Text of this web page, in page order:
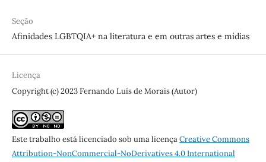
Seção
Afinidades LGBTQIA+ na literatura e em outras artes e mídias
Licença
Copyright (c) 2023 Fernando Luís de Morais (Autor)
Este trabalho está licenciado sob uma licençaCreative Commons
Attribution-NonCommercial-NoDerivatives 4.0 International